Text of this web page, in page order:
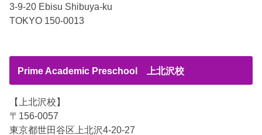
3-9-20 Ebisu Shibuya-ku
TOKYO 150-0013
Prime Academic Preschool 上北沢校
【上北沢校】
〒156-0057
東京都世田谷区上北沢4-20-27